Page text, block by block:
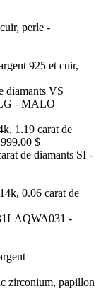
925 et cuir,
1.19 carat de
$
0.06 carat de